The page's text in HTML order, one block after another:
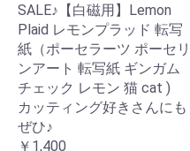
SALE♪【白磁用】Lemon
Plaid レモンプラッド 転写
紙（ポーセラーツ ポーセリ
ンアート 転写紙 ギンガム
チェック レモン 猫 cat )
カッティング好きさんにも
ぜひ♪
￥1,400